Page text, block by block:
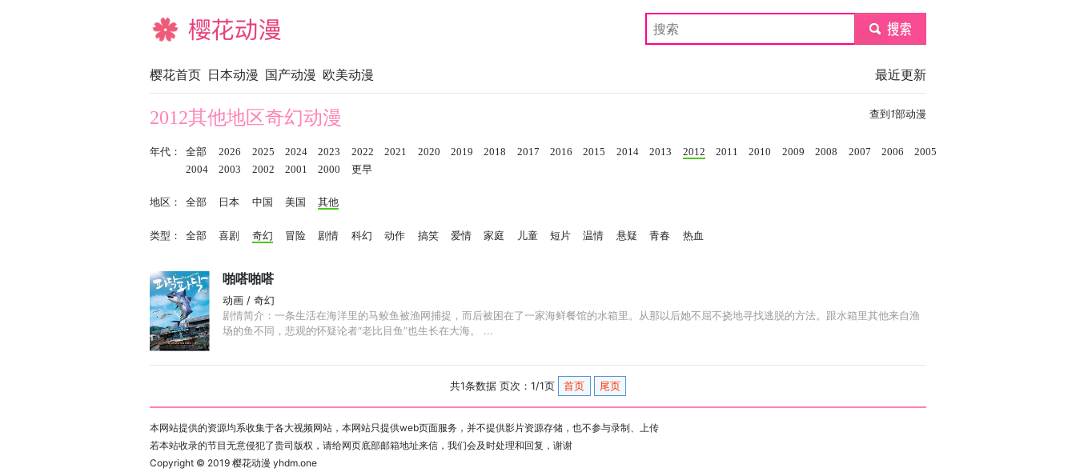
樱花动漫 submit
樱花首页 日本动漫 国产动漫 欧美动漫 最近更新
查到 1部动漫
2012其他地区奇幻动漫
年代： 全部 2026 2025 2024 2023 2022 2021 2020 2019 2018 2017 2016 2015 2014 2013 2012 2011 2010 2009 2008 2007 2006
2005
2004
2003 2002 2001 2000 更早
地区： 全部 日本 中国 美国 其他
类型： 全部 喜剧 奇幻 冒险 剧情 科幻 动作 搞笑 爱情 家庭 儿童 短片 温情 悬疑 青春 热血
啪嗒啪嗒
动画 / 奇幻
剧情简介：一条生活在海洋里的马鲛鱼被渔网捕捉，而后被困在了一家海鲜餐馆的水箱里。从那以后她不屈不挠地寻找逃脱的方法。跟水箱里其他来自渔
场的鱼不同，悲观的怀疑论者“老比目鱼”也生长在大海。 ...
共1条数据 页次：1/1页 首页 尾页
本网站提供的资源均系收集于各大视频网站，本网站只提供web页面服务，并不提供影片资源存储，也不参与录制、上传
若本站收录的节目无意侵犯了贵司版权，请给网页底部邮箱地址来信，我们会及时处理和回复，谢谢
Copyright © 2019 樱花动漫 yhdm.one